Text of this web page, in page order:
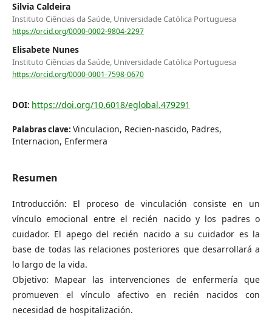
Silvia Caldeira
Instituto Ciências da Saúde, Universidade Católica Portuguesa
https://orcid.org/0000-0002-9804-2297
Elisabete Nunes
Instituto Ciências da Saúde, Universidade Católica Portuguesa
https://orcid.org/0000-0001-7598-0670
DOI: https://doi.org/10.6018/eglobal.479291
Palabras clave: Vinculacion, Recien-nascido, Padres,
Internacion, Enfermera
Resumen
Introducción: El proceso de vinculación consiste en un
vínculo emocional entre el recién nacido y los padres o
cuidador. El apego del recién nacido a su cuidador es la
base de todas las relaciones posteriores que desarrollará a
lo largo de la vida.
Objetivo: Mapear las intervenciones de enfermería que
promueven el vínculo afectivo en recién nacidos con
necesidad de hospitalización.